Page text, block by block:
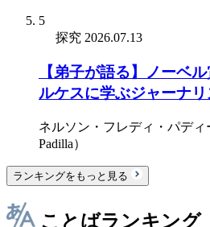
5
探究 2026.07.13
【弟子が語る】ノーベ
ルケスに学ぶジャーナリ
ネルソン・フレディ・パディ
Padilla）
ランキングをもっと見る
ことばランキング